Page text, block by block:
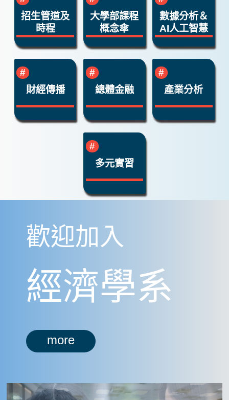
招生管道及
時程
大學部課程
概念傘
數據分析＆
AI人工智慧
財經傳播 總體金融 產業分析
多元實習
歡迎加入
經濟學系
more